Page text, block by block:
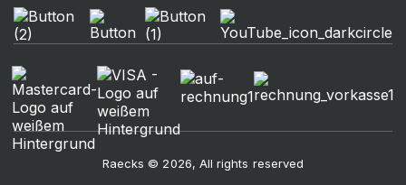
Raecks © 2026, All rights reserved